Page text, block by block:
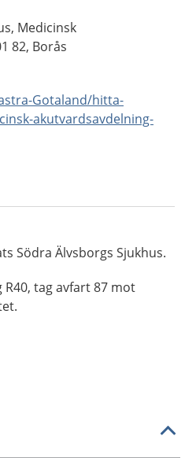
Medicinsk
82, Borås
Gotaland/hitta-
akutvardsavdelning-
Södra Älvsborgs Sjukhus.
tag avfart 87 mot